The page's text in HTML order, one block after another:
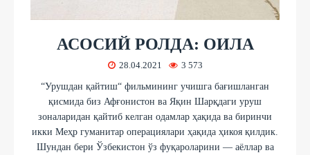
АСОСИЙ РОЛДА: ОИЛА
28.04.2021 3 573
“Урушдан қайтиш“ фильмининг учишга бағишланган
қисмида биз Афғонистон ва Яқин Шарқдаги уруш
зоналаридан қайтиб келган одамлар ҳақида ва биринчи
икки Меҳр гуманитар операциялари ҳақида ҳикоя қилдик.
Шундан бери Ўзбекистон ўз фуқароларини — аёллар ва